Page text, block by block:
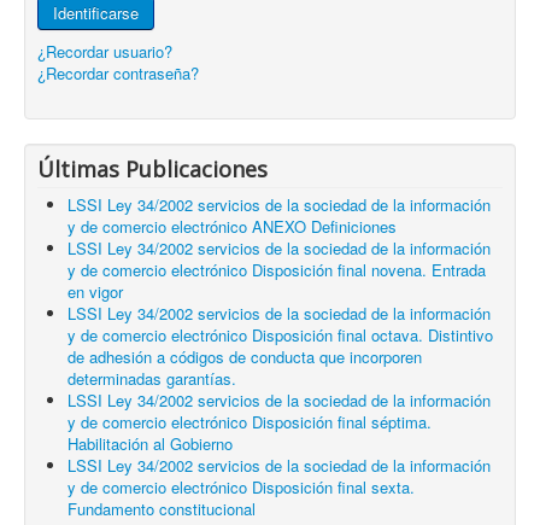
Identificarse
¿Recordar usuario?
¿Recordar contraseña?
Últimas Publicaciones
LSSI Ley 34/2002 servicios de la sociedad de la información
y de comercio electrónico ANEXO Definiciones
LSSI Ley 34/2002 servicios de la sociedad de la información
y de comercio electrónico Disposición final novena. Entrada
en vigor
LSSI Ley 34/2002 servicios de la sociedad de la información
y de comercio electrónico Disposición final octava. Distintivo
de adhesión a códigos de conducta que incorporen
determinadas garantías.
LSSI Ley 34/2002 servicios de la sociedad de la información
y de comercio electrónico Disposición final séptima.
Habilitación al Gobierno
LSSI Ley 34/2002 servicios de la sociedad de la información
y de comercio electrónico Disposición final sexta.
Fundamento constitucional